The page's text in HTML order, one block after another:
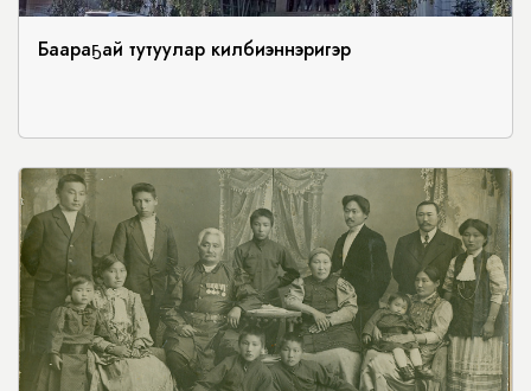
Баараҕай тутуулар килбиэннэригэр